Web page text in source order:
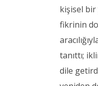
kişisel bir
fikrinin
tanıttı;
dile